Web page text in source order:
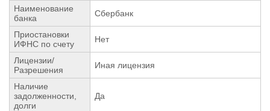
Наименование
банка
Сбербанк
Приостановки
ИФНС по счету
Нет
Лицензии/
Разрешения
Иная лицензия
Наличие
задолженности,
долги
Да